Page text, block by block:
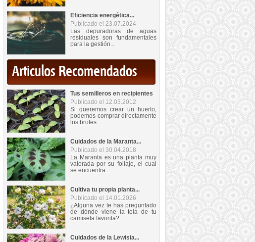
Eficiencia energética...
Publicado el 23.07.2024
Las depuradoras de aguas
residuales son fundamentales
para la gestión...
Articulos Recomendados
Tus semilleros en recipientes
Publicado el 12.03.2012
Si queremos crear un huerto,
podemos comprar directamente
los brotes...
Cuidados de la Maranta...
Publicado el 30.04.2018
La Maranta es una planta muy
valorada por su follaje, el cual
se encuentra...
Cultiva tu propia planta...
Publicado el 14.01.2026
¿Alguna vez te has preguntado
de dónde viene la tela de tu
camiseta favorita?...
Cuidados de la Lewisia...